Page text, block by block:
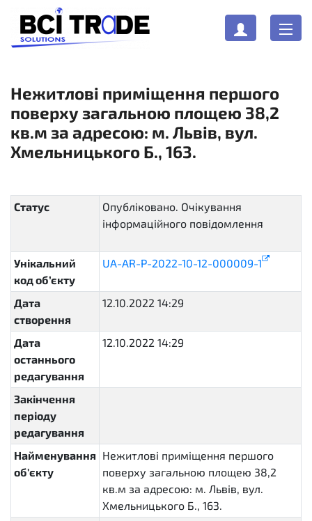
Нежитлові приміщення першого
поверху загальною площею 38,2
кв.м за адресою: м. Львів, вул.
Хмельницького Б., 163.
Статус
Опубліковано. Очікування
інформаційного повідомлення
Унікальний
код об’єкту
UA-AR-P-2022-10-12-000009-1
Дата
створення
12.10.2022 14:29
Дата
останнього
редагування
12.10.2022 14:29
Закінчення
періоду
редагування
Найменування
об'єкту
Нежитлові приміщення першого
поверху загальною площею 38,2
кв.м за адресою: м. Львів, вул.
Хмельницького Б., 163.